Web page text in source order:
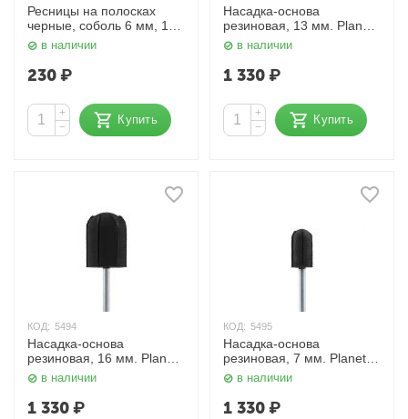
Ресницы на полосках
черные, соболь 6 мм, 10
полосок Planet Nails
в наличии
230₽
+
−
Купить
Насадка-основа
резиновая, 13 мм. Planet
Nailsв наличии
1 330₽
+
−
Купить
КОД: 5494
Насадка-основа
резиновая, 16 мм. Planet
Nailsв наличии
1 330₽
КОД: 5495
Насадка-основа
резиновая, 7 мм. Planet
Nailsв наличии
1 330₽